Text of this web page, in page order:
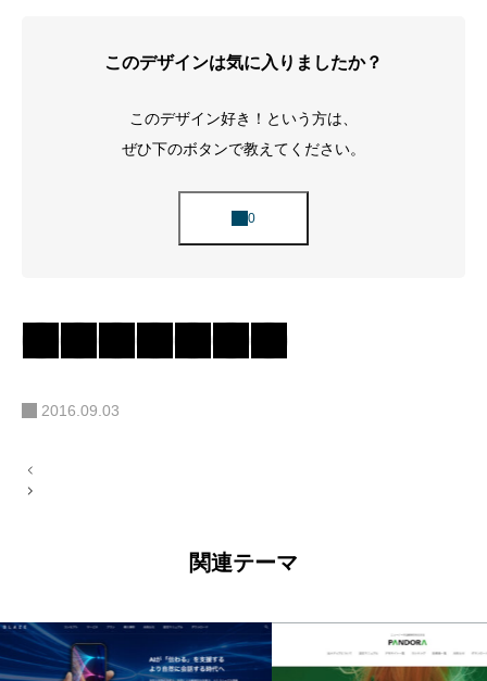
このデザインは気に入りましたか？
このデザイン好き！という方は、
ぜひ下のボタンで教えてください。
2016.09.03
投
稿
関連テーマ